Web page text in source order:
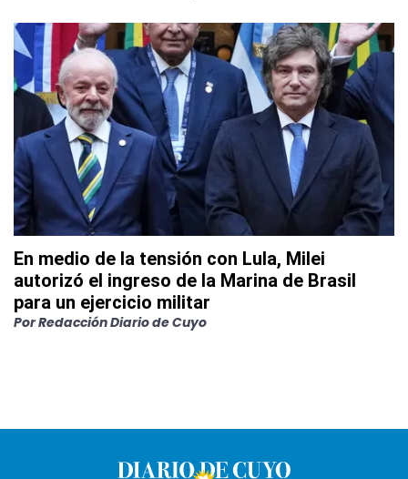
En medio de la tensión con Lula, Milei
autorizó el ingreso de la Marina de Brasil
para un ejercicio militar
PorRedacción Diario de Cuyo